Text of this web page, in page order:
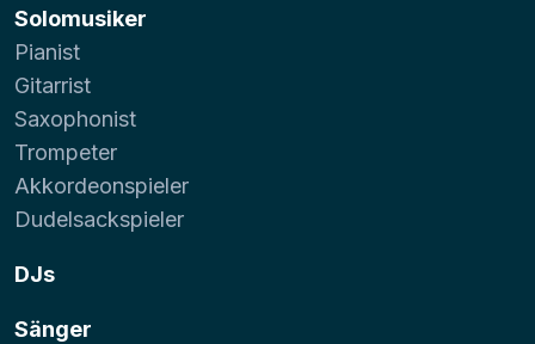
Solomusiker
Pianist
Gitarrist
Saxophonist
Trompeter
Akkordeonspieler
Dudelsackspieler
DJs
Sänger